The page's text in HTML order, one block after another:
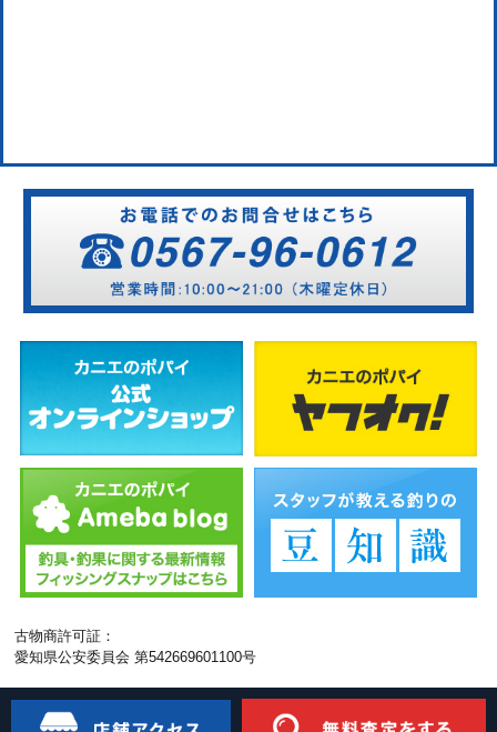
古物商許可証：
愛知県公安委員会 第542669601100号